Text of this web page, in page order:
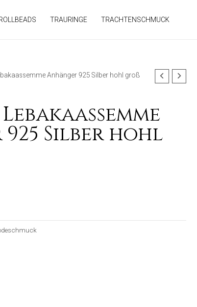
TRAURINGE TRACHTENSCHMUCK
Anhänger 925 Silber hohl groß
Silber hohl